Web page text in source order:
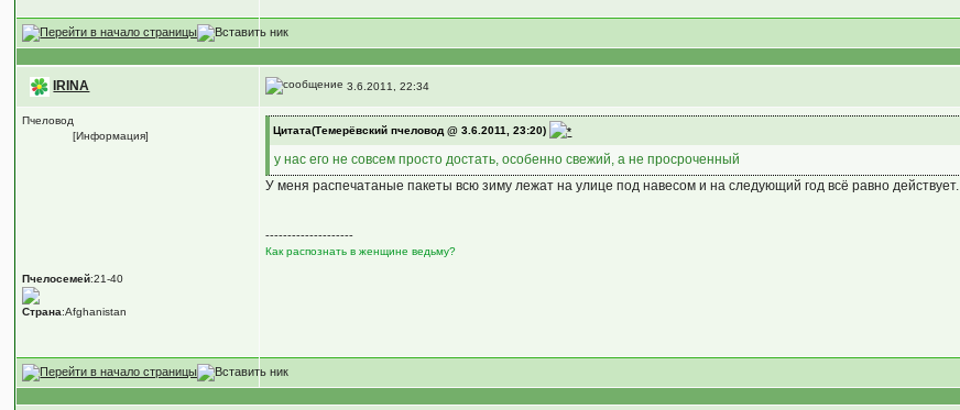
IRINA 3.6.2011, 22:34
Пчеловод
[Информация]
Пчелосемей:21-40
Страна:Afghanistan
Цитата(Темерёвский пчеловод @ 3.6.2011, 23:20)
у нас его не совсем просто достать, особенно свежий, а не просроченный
У меня распечатаные пакеты всю зиму лежат на улице под навесом и на следующий год всё равно действует.
--------------------
Как распознать в женщине ведьму?